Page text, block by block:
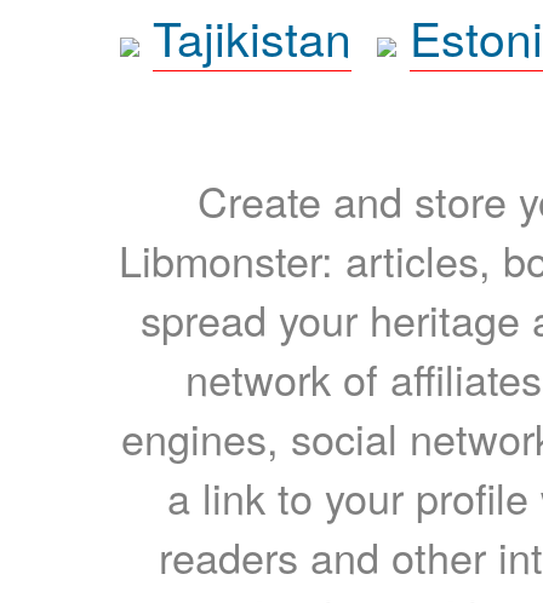
Tajikistan
Create and store
Libmonster: articles,
spread your heritage
network of
engines, social
a link to your
readers and other